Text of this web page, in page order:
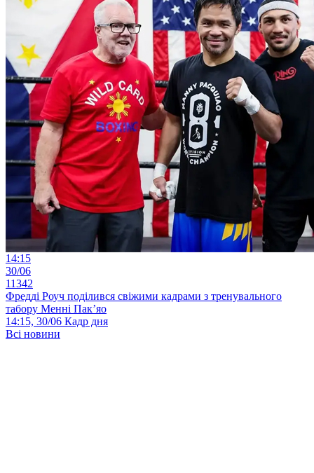
14:15
30/06
11342
Фредді Роуч поділився свіжими кадрами з тренувального
табору Менні Пак’яо
14:15, 30/06 Кадр дня
Всі новини